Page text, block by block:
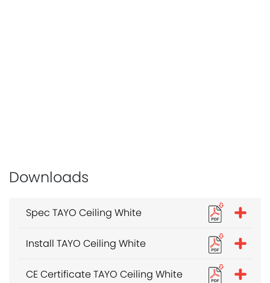
Downloads
Spec TAYO Ceiling White
Install TAYO Ceiling White
CE Certificate TAYO Ceiling White